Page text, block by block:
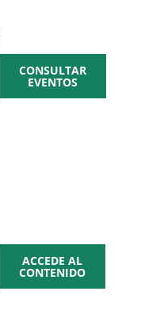
CONSULTAR
EVENTOS
ACCEDE AL
CONTENIDO